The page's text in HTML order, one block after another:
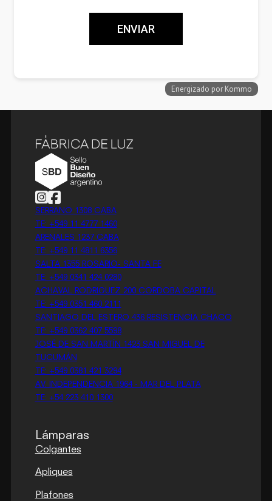
Follow us on Instagram
Follow us on Facebook
SERRANO 1308 CABA
TE: +549 11 4777 1460
ARENALES 1237 CABA
TE: +549 11 4811 6356
SALTA 1355 ROSARIO- SANTA FE
TE: +549 0341 424 0280
ACHAVAL RODRIGUEZ 200 CORDOBA CAPITAL
TE: +549 0351 460 2111
SANTIAGO DEL ESTERO 436 RESISTENCIA CHACO
TE: +549 0362 407 5598
JOSÉ DE SAN MARTÍN 1423 SAN MIGUEL DE
TUCUMÁN
TE: +549 0381 421 3294
AV. INDEPENDENCIA 1964 - MAR DEL PLATA
TE: +54 223 410 1300
Lámparas
Colgantes
Apliques
Plafones